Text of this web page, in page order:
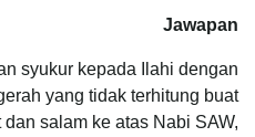
Jawapan
syukur kepada Ilahi dengan
yang tidak terhitung buat
salam ke atas Nabi SAW,